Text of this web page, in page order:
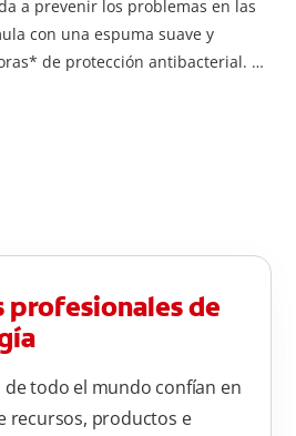
a prevenir los problemas en las
con una espuma suave y
de protección antibacterial.
profesionales de
todo el mundo confían en
recursos, productos e